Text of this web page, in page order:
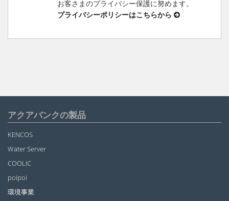
お客さまのプライバシー保護に努めます。
プライバシーポリシーはこちらから
アクアバンクの製品
KENCOS
Water Server
COOLIC
poipoi
環境事業